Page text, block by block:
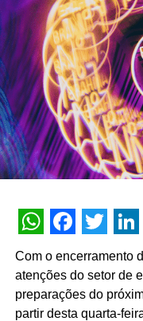
milhões de
interna de 90% e
atendimentos.
Além da b.ia, o Meu
o E-agro —
rurais — e sistemas
suportados porGenAI
que fornecem
A estratégia de
peças deOut of Home
influenciadores
banco na
WhatsApp
Com o encerramento
atenções do setor de
preparações do
partir desta quarta-